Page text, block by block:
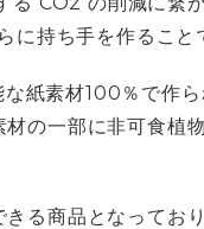
に持ち手を作るこ
紙素材100％で作ら
材の一部に非可食
る商品となっており